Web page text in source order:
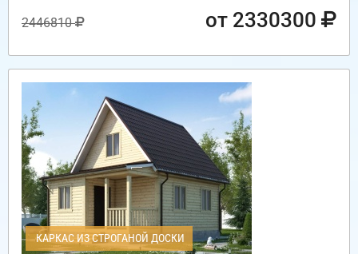
2446810 от 2330300
КАРКАС ИЗ СТРОГАНОЙ ДОСКИ